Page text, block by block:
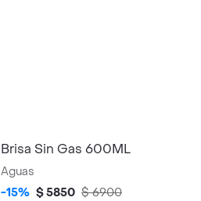
Brisa Sin Gas 600ML
Aguas
-15% $ 5850 $ 6900